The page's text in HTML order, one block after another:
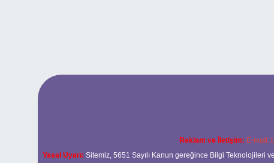
Reklam ve İletişim: E-mail:
Yasal Uyarı: Sitemiz, 5651 Sayılı Kanun gereğince Bilgi Teknolojileri